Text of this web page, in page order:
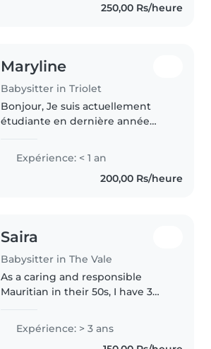
250,00 Rs/heure
Maryline
Babysitter in Triolet
Bonjour, Je suis actuellement
étudiante en dernière année
très prochainement. Sérieuse,
responsable et attentive, j'ai
l'habitude de m'occuper
Expérience: < 1 an
200,00 Rs/heure
Saira
Babysitter in The Vale
As a caring and responsible
Mauritian in their 50s, I have 3
of all ages, from babies to
Expérience: > 3 ans